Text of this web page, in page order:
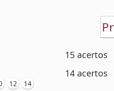
12
14
15 acertos
14 acertos